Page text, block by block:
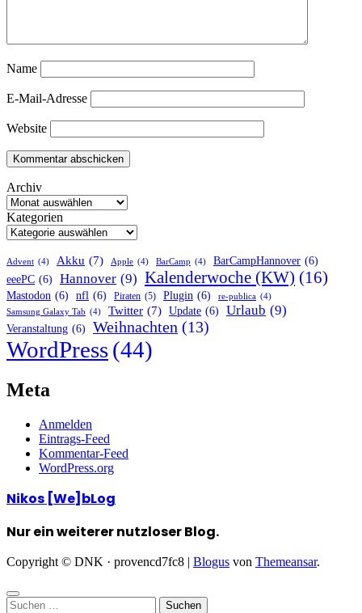
Name
E-Mail-Adresse
Website
Archiv
Kategorien
Advent (4) Akku (7) Apple (4) BarCamp (4) BarCampHannover (6)
eeePC (6) Hannover (9) Kalenderwoche (KW) (16)
Mastodon (6) nfl (6) Piraten (5) Plugin (6) re-publica (4)
Samsung Galaxy Tab (4) Twitter (7) Update (6) Urlaub (9)
Veranstaltung (6) Weihnachten (13)
WordPress(44)
Meta
Anmelden
Eintrags-Feed
Kommentar-Feed
WordPress.org
Nikos [We]bLog
Nur ein weiterer nutzloser Blog.
Copyright © DNK · provencd7fc8 | Blogus von Themeansar.
Suchen